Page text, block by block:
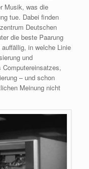
Musik, was die
tue. Dabei finden
Deutschen
die beste Paarung
in welche Linie
und
Computereinsatzes,
– und schon
Meinung nicht